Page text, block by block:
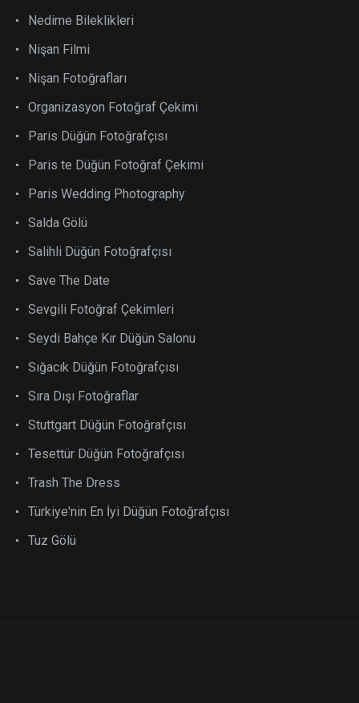
Nedime Bileklikleri
Nişan Filmi
Nişan Fotoğrafları
Organizasyon Fotoğraf Çekimi
Paris Düğün Fotoğrafçısı
Paris te Düğün Fotoğraf Çekimi
Paris Wedding Photography
Salda Gölü
Salihli Düğün Fotoğrafçısı
Save The Date
Sevgili Fotoğraf Çekimleri
Seydi Bahçe Kır Düğün Salonu
Sığacık Düğün Fotoğrafçısı
Sıra Dışı Fotoğraflar
Stuttgart Düğün Fotoğrafçısı
Tesettür Düğün Fotoğrafçısı
Trash The Dress
Türkiye'nin En İyi Düğün Fotoğrafçısı
Tuz Gölü